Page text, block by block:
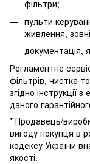
фільтри;
пульти
живлення,
документація,
Регламентне
фільтрів, чистка
згідно інструкції
даного
* Продавець/
вигоду покупця в
кодексу України
якості.